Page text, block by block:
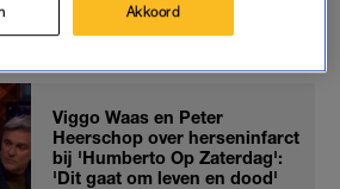
jaar lang het cabaretgezelschap
Viggo Waas en Peter
Heerschop over herseninfarct
bij 'Humberto Op Zaterdag':
'Dit gaat om leven en dood'
Akkoord